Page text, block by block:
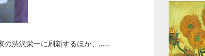
の渋沢栄一に刷新するほか、……